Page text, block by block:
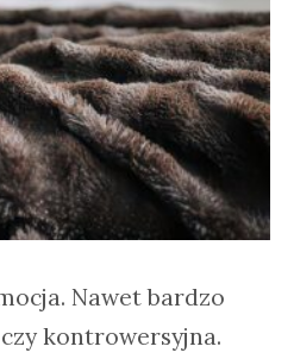
Nawet bardzo
kontrowersyjna.